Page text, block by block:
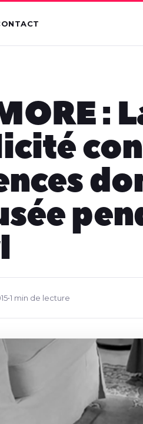
:
•1 min de lecture